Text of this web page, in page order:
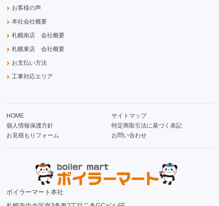
お客様の声
本社会社概要
札幌南店 会社概要
札幌東店 会社概要
お支払い方法
工事対応エリア
HOME
サイトマップ
個人情報保護方針
特定商取引法に基づく表記
お見積もりフォーム
お問い合わせ
ボイラーマート本社